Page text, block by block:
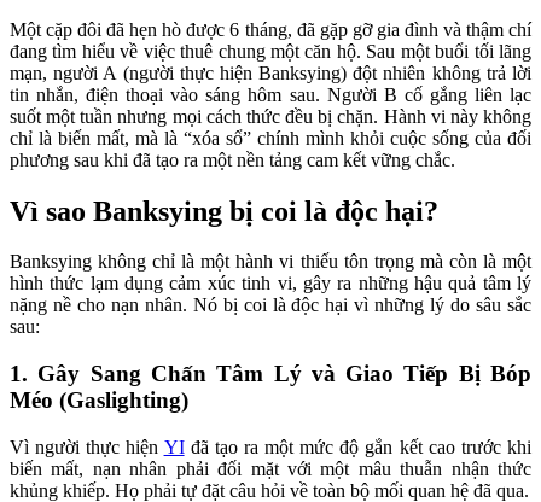
Một cặp đôi đã hẹn hò được 6 tháng, đã gặp gỡ gia đình và thậm chí
đang tìm hiểu về việc thuê chung một căn hộ. Sau một buổi tối lãng
mạn, người A (người thực hiện Banksying) đột nhiên không trả lời
tin nhắn, điện thoại vào sáng hôm sau. Người B cố gắng liên lạc
suốt một tuần nhưng mọi cách thức đều bị chặn. Hành vi này không
chỉ là biến mất, mà là “xóa sổ” chính mình khỏi cuộc sống của đối
phương sau khi đã tạo ra một nền tảng cam kết vững chắc.
Vì sao Banksying bị coi là độc hại?
Banksying không chỉ là một hành vi thiếu tôn trọng mà còn là một
hình thức lạm dụng cảm xúc tinh vi, gây ra những hậu quả tâm lý
nặng nề cho nạn nhân. Nó bị coi là độc hại vì những lý do sâu sắc
sau:
1. Gây Sang Chấn Tâm Lý và Giao Tiếp Bị Bóp
Méo (Gaslighting)
Vì người thực hiện YIđã tạo ra một mức độ gắn kết cao trước khi
biến mất, nạn nhân phải đối mặt với một mâu thuẫn nhận thức
khủng khiếp. Họ phải tự đặt câu hỏi về toàn bộ mối quan hệ đã qua.